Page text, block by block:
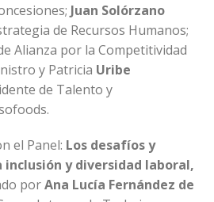
Juan Solórzano
de Recursos Humanos;
Alianza por la Competitividad
y Patricia Uribe
de Talento y
el Panel: Los desafíos y
y diversidad laboral,
porAna Lucía Fernández de